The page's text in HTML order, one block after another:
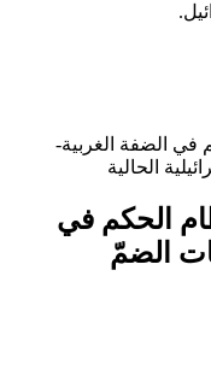
في الضفة الغربية-
الحالية
الحكم في
الضمّ